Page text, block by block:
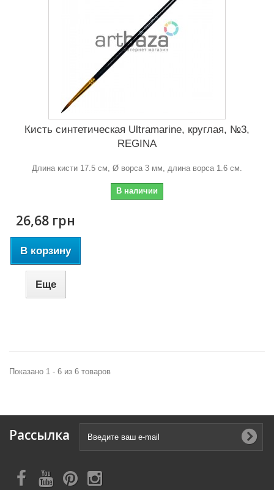
Кисть синтетическая Ultramarine, круглая, №3,
REGINA
Длина кисти 17.5 см, Ø ворса 3 мм, длина ворса 1.6 см.
В наличии
26,68 грн
В корзину
Еще
Показано 1 - 6 из 6 товаров
Рассылка